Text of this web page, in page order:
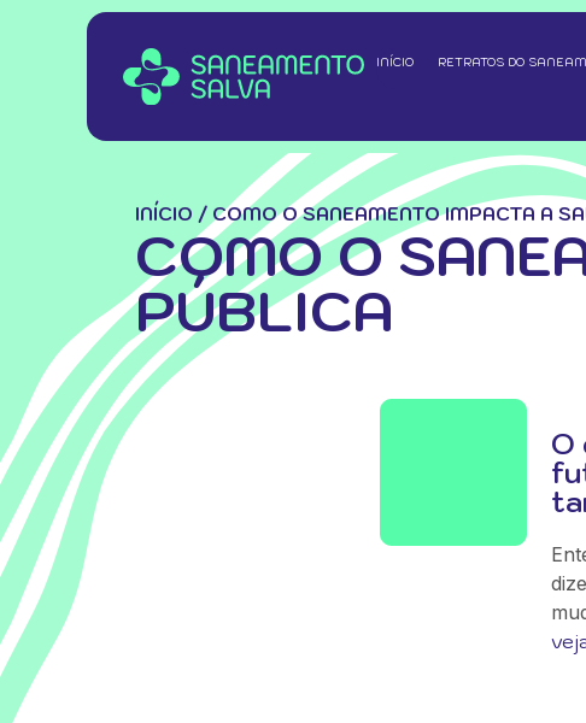
INÍCIO RETRATOS DO
INÍCIO / COMO O SANEAMENTO IMPACTA A
COMO O
PÚBLICA
O